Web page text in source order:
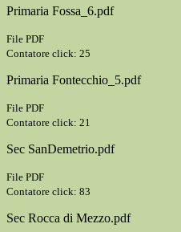
Primaria Fossa_6.pdf
File PDF
Contatore click: 25
Primaria Fontecchio_5.pdf
File PDF
Contatore click: 21
Sec SanDemetrio.pdf
File PDF
Contatore click: 83
Sec Rocca di Mezzo.pdf